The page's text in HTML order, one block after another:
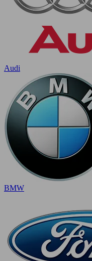
Audi
BMW